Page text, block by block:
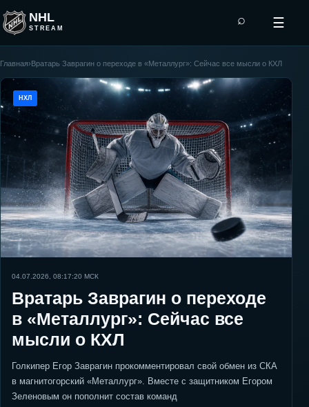
NHL
STREAM
⌕ ☰
Главная›Вратарь Заврагин о переходе в «Металлург»: Сейчас все мысли о КХЛ
НХЛ
04.07.2026, 08:17:20 МСК
Вратарь Заврагин о переходе
в «Металлург»: Сейчас все
мысли о КХЛ
Голкипер Егор Заврагин прокомментировал свой обмен из СКА
в магнитогорский «Металлург». Вместе с защитником Егором
Зеленовым он пополнит состав команд